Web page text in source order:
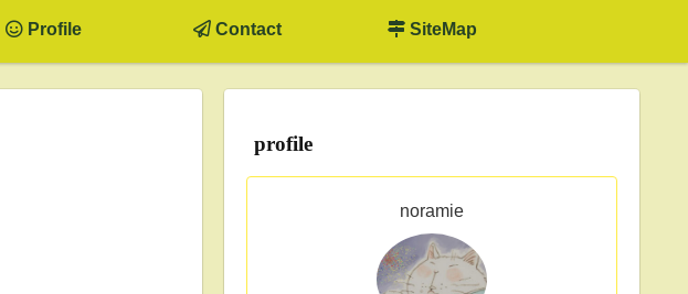
Profile Contact SiteMap
profile
noramie